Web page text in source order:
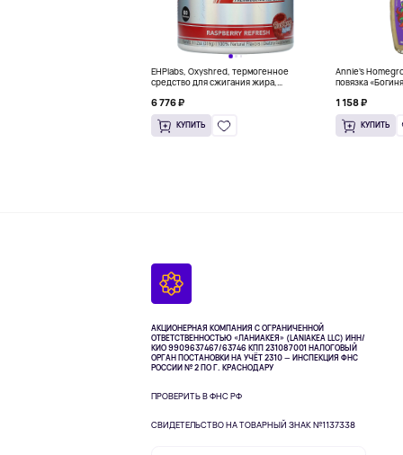
EHPlabs, Oxyshred, термогенное
средство для сжигания жира,
унции)
6 776 ₽
КУПИТЬ
Annie's
повязка
1 158 ₽
КУПИТЬ
АКЦИОНЕРНАЯ КОМПАНИЯ С ОГРАНИЧЕННОЙ
ОТВЕТСТВЕННОСТЬЮ «ЛАНИАКЕЯ» (LANIAKEA LLC) ИНН/
КИО 9909637467/63746 КПП 231087001НАЛОГОВЫЙ
ОРГАН ПОСТАНОВКИ НА УЧЁТ 2310 — ИНСПЕКЦИЯ ФНС
РОССИИ № 2 ПО Г. КРАСНОДАРУ
ПРОВЕРИТЬ В ФНС РФ
СВИДЕТЕЛЬСТВО НА ТОВАРНЫЙ ЗНАК №1137338